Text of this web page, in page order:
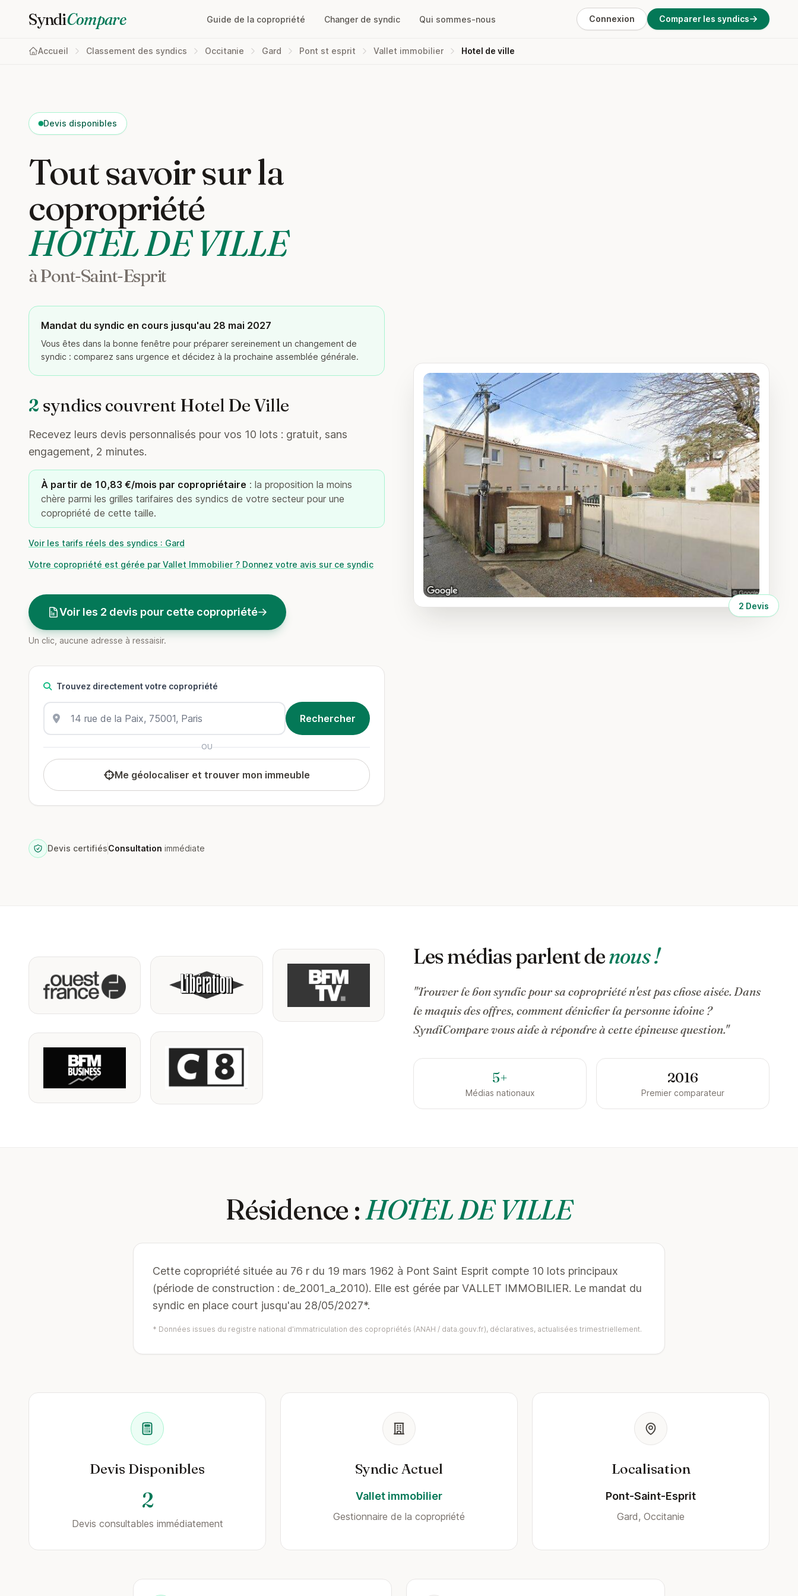
SyndiCompare Guide de la copropriété Changer de syndic Qui sommes-nous Connexion Comparer les syndics
Accueil Classement des syndics Occitanie Gard Pont st esprit Vallet immobilier Hotel de ville
Devis disponibles
Tout savoir sur la
copropriété
HOTEL DE VILLE
à Pont-Saint-Esprit
Mandat du syndic en cours jusqu'au 28 mai 2027
Vous êtes dans la bonne fenêtre pour préparer sereinement un changement de
syndic : comparez sans urgence et décidez à la prochaine assemblée générale.
2 syndics couvrent Hotel De Ville
Recevez leurs devis personnalisés pour vos 10 lots : gratuit, sans
engagement, 2 minutes.
À partir de 10,83 €/mois par copropriétaire : la proposition la moins
chère parmi les grilles tarifaires des syndics de votre secteur pour une
copropriété de cette taille.
Voir les tarifs réels des syndics : Gard
Votre copropriété est gérée par Vallet Immobilier ? Donnez votre avis sur ce syndic
Voir les 2 devis pour cette copropriété
Un clic, aucune adresse à ressaisir.
Trouvez directement votre copropriété
OU
Me géolocaliser et trouver mon immeuble
Devis certifiésConsultation immédiate
2 Devis
Les médias parlent denous !
"Trouver le bon syndic pour sa copropriété n'est pas chose aisée. Dans
le maquis des offres, comment dénicher la personne idoine ?
SyndiCompare vous aide à répondre à cette épineuse question."
5+
Médias nationaux
2016
Premier comparateur
Résidence :HOTEL DE VILLE
Cette copropriété située au 76 r du 19 mars 1962 à Pont Saint Esprit compte 10 lots principaux
(période de construction : de_2001_a_2010). Elle est gérée par VALLET IMMOBILIER. Le mandat du
syndic en place court jusqu'au 28/05/2027*.
* Données issues du registre national d'immatriculation des copropriétés (ANAH / data.gouv.fr), déclaratives, actualisées trimestriellement.
Devis Disponibles
2
Devis consultables immédiatement
Syndic Actuel
Vallet immobilier
Gestionnaire de la copropriété
Localisation
Pont-Saint-Esprit
Gard, Occitanie